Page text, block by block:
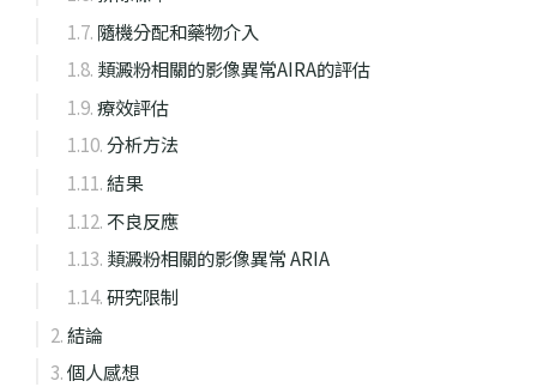
隨機分配和藥物介入
類澱粉相關的影像異常AIRA的評估
療效評估
分析方法
結果
不良反應
類澱粉相關的影像異常 ARIA
研究限制
結論
個人感想